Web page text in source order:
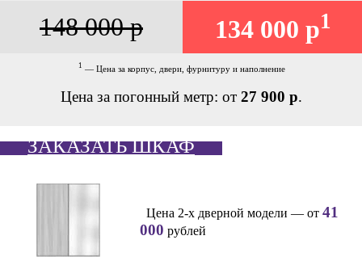
148 000 р 134 000 р1
1 — Цена за корпус, двери, фурнитуру и наполнение
Цена за погонный метр: от 27 900 р.
ЗАКАЗАТЬ ШКАФ
Цена 2-х дверной модели — от 41
000 рублей